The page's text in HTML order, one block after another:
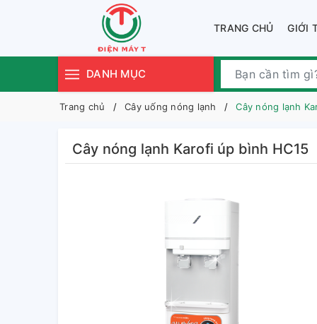
TRANG CHỦ GIỚI
DANH MỤC
Trang chủ Cây uống nóng lạnh Cây nóng lạnh
Cây nóng lạnh Karofi úp bình HC15